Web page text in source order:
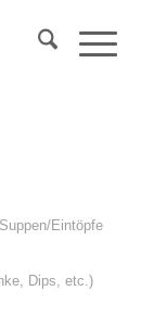
Suppen/Eintöpfe
Dips, etc.)